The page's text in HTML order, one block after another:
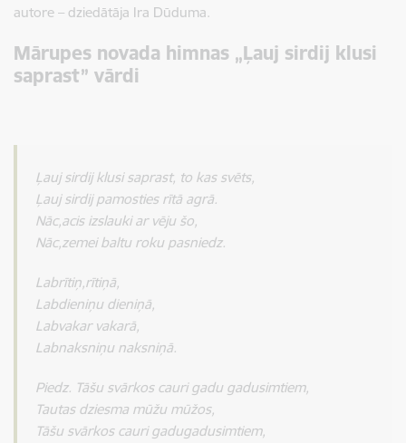
autore – dziedātāja Ira Dūduma.
Mārupes novada himnas „Ļauj sirdij klusi
saprast” vārdi
Ļauj sirdij klusi saprast, to kas svēts,
Ļauj sirdij pamosties rītā agrā.
Nāc,acis izslauki ar vēju šo,
Nāc,zemei baltu roku pasniedz.
Labrītiņ,rītiņā,
Labdieniņu dieniņā,
Labvakar vakarā,
Labnaksniņu naksniņā.
Piedz. Tāšu svārkos cauri gadu gadusimtiem,
Tautas dziesma mūžu mūžos,
Tāšu svārkos cauri gadugadusimtiem,